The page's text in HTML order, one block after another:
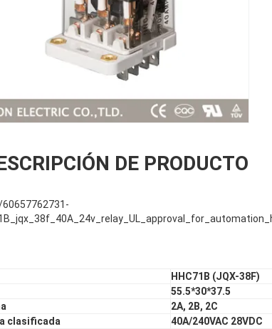
DE PRODUCTO
HHC71B (JQX-38F)
55.5*30*37.5
2A, 2B, 2C
clasificada
40A/240VAC 28VDC